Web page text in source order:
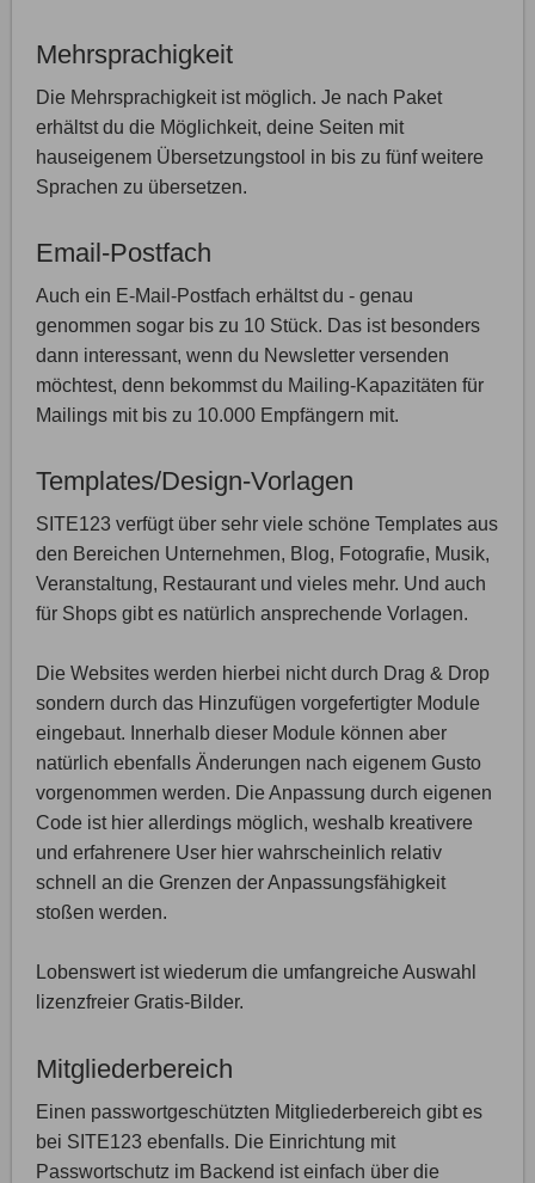
Mehrsprachigkeit
Die Mehrsprachigkeit ist möglich. Je nach Paket
erhältst du die Möglichkeit, deine Seiten mit
hauseigenem Übersetzungstool in bis zu fünf weitere
Sprachen zu übersetzen.
Email-Postfach
Auch ein E-Mail-Postfach erhältst du - genau
genommen sogar bis zu 10 Stück. Das ist besonders
dann interessant, wenn du Newsletter versenden
möchtest, denn bekommst du Mailing-Kapazitäten für
Mailings mit bis zu 10.000 Empfängern mit.
Templates/Design-Vorlagen
SITE123 verfügt über sehr viele schöne Templates aus
den Bereichen Unternehmen, Blog, Fotografie, Musik,
Veranstaltung, Restaurant und vieles mehr. Und auch
für Shops gibt es natürlich ansprechende Vorlagen.
Die Websites werden hierbei nicht durch Drag & Drop
sondern durch das Hinzufügen vorgefertigter Module
eingebaut. Innerhalb dieser Module können aber
natürlich ebenfalls Änderungen nach eigenem Gusto
vorgenommen werden. Die Anpassung durch eigenen
Code ist hier allerdings möglich, weshalb kreativere
und erfahrenere User hier wahrscheinlich relativ
schnell an die Grenzen der Anpassungsfähigkeit
stoßen werden.
Lobenswert ist wiederum die umfangreiche Auswahl
lizenzfreier Gratis-Bilder.
Mitgliederbereich
Einen passwortgeschützten Mitgliederbereich gibt es
bei SITE123 ebenfalls. Die Einrichtung mit
Passwortschutz im Backend ist einfach über die